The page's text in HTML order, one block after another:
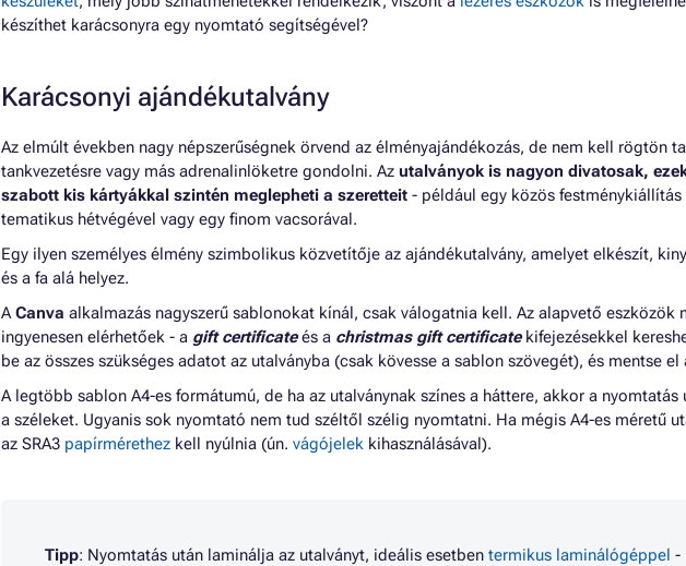
készíthet karácsonyra egy nyomtató segítségével?
Karácsonyi ajándékutalvány
Az elmúlt években nagy népszerűségnek örvend az élményajándékozás, de nem kell rögtön
tankvezetésre vagy más adrenalinlöketre gondolni. Az utalványok is nagyon divatosak,
szabott kis kártyákkal szintén meglepheti a szeretteit - például egy közös
tematikus hétvégével vagy egy finom vacsorával.
Egy ilyen személyes élmény szimbolikus közvetítője az ajándékutalvány, amelyet elkészít,
és a fa alá helyez.
ACanva alkalmazás nagyszerű sablonokat kínál, csak válogatnia kell. Az alapvető eszközök
ingyenesen elérhetőek - a gift certificateés a christmas gift certificatekifejezésekkel
be az összes szükséges adatot az utalványba (csak kövesse a sablon szövegét), és mentse
A legtöbb sablon A4-es formátumú, de ha az utalványnak színes a háttere, akkor a nyomtatás
a széleket. Ugyanis sok nyomtató nem tud széltől szélig nyomtatni. Ha mégis A4-es méretű
az SRA3 papírmérethez kell nyúlnia (ún. vágójelek kihasználásával).
Tipp: Nyomtatás után laminálja az utalványt, ideális esetben termikus laminálógéppel -